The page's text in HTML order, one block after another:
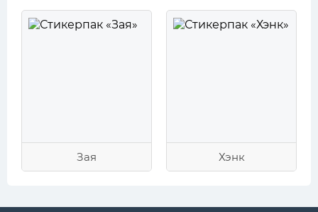
Зая Хэнк